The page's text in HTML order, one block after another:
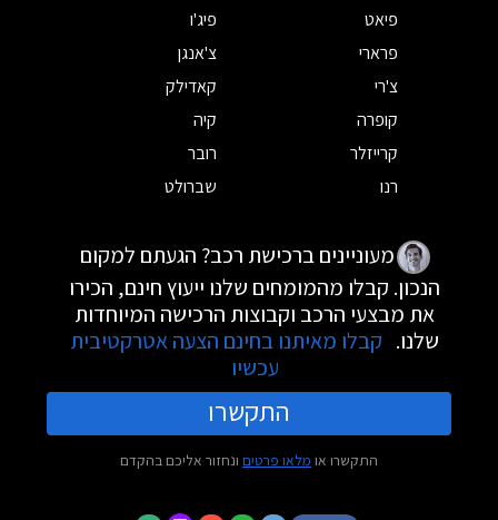
פיאט
פיג'ו
פרארי
צ'אנגן
צ'רי
קאדילק
קופרה
קיה
קרייזלר
רובר
רנו
שברולט
מעוניינים ברכישת רכב? הגעתם למקום
הנכון. קבלו מהמומחים שלנו ייעוץ חינם, הכירו
את מבצעי הרכב וקבוצות הרכישה המיוחדות
שלנו. קבלו מאיתנו בחינם הצעה אטרקטיבית
עכשיו
התקשרו
התקשרו או מלאו פרטים ונחזור אליכם בהקדם